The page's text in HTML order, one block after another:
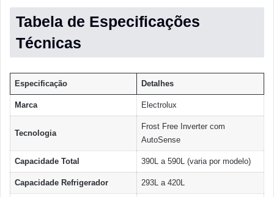
Tabela de Especificações
Técnicas
Especificação Detalhes
Marca Electrolux
Tecnologia
Frost Free Inverter com
AutoSense
Capacidade Total 390L a 590L (varia por modelo)
Capacidade Refrigerador 293L a 420L